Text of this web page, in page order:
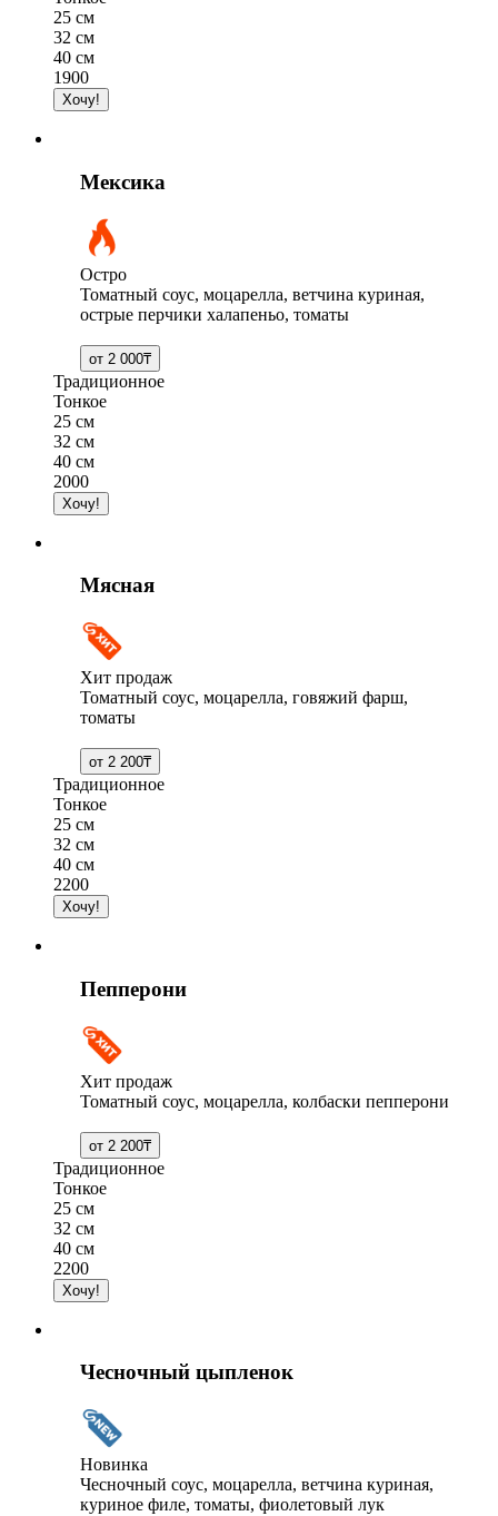
25 см
32 см
40 см
1900
Мексика
Остро
Томатный соус, моцарелла, ветчина куриная,
острые перчики халапеньо, томаты
Традиционное
Тонкое
25 см
32 см
40 см
2000
Мясная
Хит продаж
Томатный соус, моцарелла, говяжий фарш,
томаты
Традиционное
Тонкое
25 см
32 см
40 см
2200
Пепперони
Хит продаж
Томатный соус, моцарелла, колбаски пепперони
Традиционное
Тонкое
25 см
32 см
40 см
2200
Чесночный цыпленок
Новинка
Чесночный соус, моцарелла, ветчина куриная,
куриное филе, томаты, фиолетовый лук